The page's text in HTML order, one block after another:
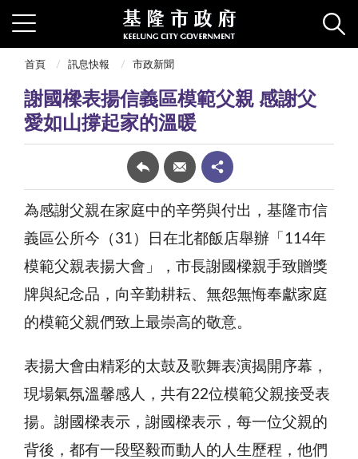
首頁 訊息快報 市政新聞
謝國樑表揚信義區模範父親 感謝父
愛如山撐起家的溫暖
為感謝父親在家庭中的辛勞與付出，基隆市信
義區公所今（31）日在北都飯店舉辦「114年
模範父親表揚大會」，市長謝國樑親手致贈獎
牌與紀念品，向辛勤耕耘、無怨無悔奉獻家庭
的模範父親們致上最崇高的敬意。
表揚大會由精彩的太鼓及歌舞表演揭開序幕，
現場氣氛溫馨感人，共有22位模範父親接受表
揚。謝國樑表示，謝國樑表示，每一位父親的
背後，都有一段堅毅而動人的人生歷程，他們